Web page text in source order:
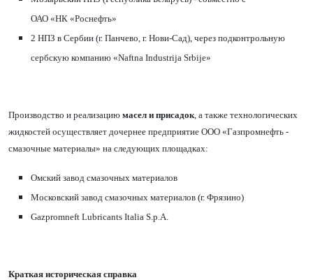
ОАО «НК «Роснефть»
2 НПЗ в Сербии (г. Панчево, г. Нови-Сад), через подконтрольную
сербскую компанию «Naftna Industrija Srbije»
Производство и реализацию масел и присадок , а также технологических
жидкостей осуществляет дочернее предприятие ООО «Газпромнефть -
смазочные материалы» на следующих площадках:
Омский завод смазочных материалов
Московский завод смазочных материалов (г. Фрязино)
Gazpromneft Lubricants Italia S.p.A.
Краткая историческая справка